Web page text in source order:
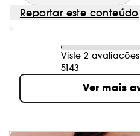
Reportar este conteúdo
Viste 2
5143
Ver mais